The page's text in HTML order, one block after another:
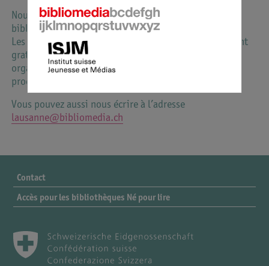
Nous vous recommandons de prendre contact avec la
bibliothèque la plus proche (voiragenda
Les bibliothèques se trouvant dans l’agenda distribuent
gratuitement le coffret lors d’animations Né pour lire
organisées à l’attention des tout-petits et de leurs
proches.
Vous pouvez aussi nous écrire à l’adresse
lausanne@bibliomedia.ch
Contact
Accès pour les bibliothèques Né pour lire